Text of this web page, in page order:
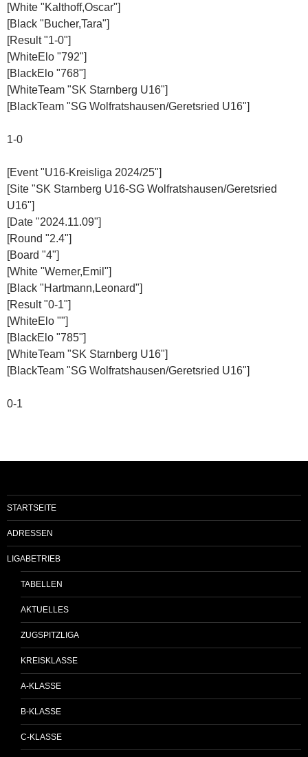
[White "Kalthoff,Oscar"]
[Black "Bucher,Tara"]
[Result "1-0"]
[WhiteElo "792"]
[BlackElo "768"]
[WhiteTeam "SK Starnberg U16"]
[BlackTeam "SG Wolfratshausen/Geretsried U16"]
1-0
[Event "U16-Kreisliga 2024/25"]
[Site "SK Starnberg U16-SG Wolfratshausen/Geretsried
U16"]
[Date "2024.11.09"]
[Round "2.4"]
[Board "4"]
[White "Werner,Emil"]
[Black "Hartmann,Leonard"]
[Result "0-1"]
[WhiteElo ""]
[BlackElo "785"]
[WhiteTeam "SK Starnberg U16"]
[BlackTeam "SG Wolfratshausen/Geretsried U16"]
0-1
STARTSEITE
ADRESSEN
LIGABETRIEB
TABELLEN
AKTUELLES
ZUGSPITZLIGA
KREISKLASSE
A-KLASSE
B-KLASSE
C-KLASSE